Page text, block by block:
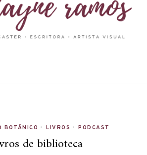
BOTÂNICO • LIVROS • PODCAST
de biblioteca